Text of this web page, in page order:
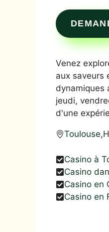
Venez
aux saveurs
dynamiques
jeudi,
d'une
Toulouse,
Casino à
Casino
Casino en
Casino en